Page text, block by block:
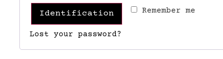
Remember me
Identification
Lost your password?